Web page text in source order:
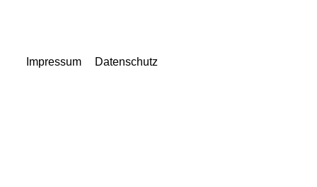
Impressum Datenschutz